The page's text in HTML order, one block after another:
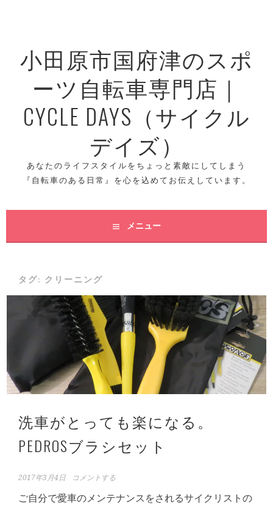
小田原市国府津のスポ
ーツ自転車専門店｜
CYCLE DAYS（サイクル
デイズ）
あなたのライフスタイルをちょっと素敵にしてしまう
『自転車のある日常』を心を込めてお伝えしています。
メニュー
タグ: クリーニング
洗車がとっても楽になる。
PEDROSブラシセット
2017年3月4日 コメントする
ご自分で愛車のメンテナンスをされるサイクリストの